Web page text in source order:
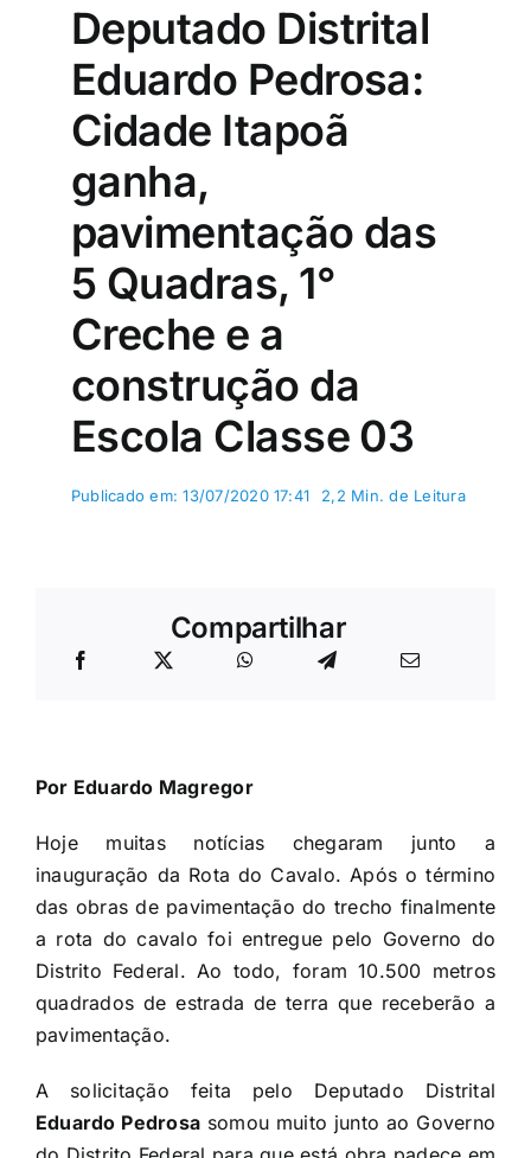
Deputado Distrital
Eduardo Pedrosa:
Cidade Itapoã
ganha,
pavimentação das
5 Quadras, 1°
Creche e a
construção da
Escola Classe 03
Publicado em: 13/07/2020 17:41 2,2 Min. de Leitura
Compartilhar
Por Eduardo Magregor
Hoje muitas notícias chegaram junto a
inauguração da Rota do Cavalo. Após o término
das obras de pavimentação do trecho finalmente
a rota do cavalo foi entregue pelo Governo do
Distrito Federal. Ao todo, foram 10.500 metros
quadrados de estrada de terra que receberão a
pavimentação.
A solicitação feita pelo Deputado Distrital
Eduardo Pedrosa somou muito junto ao Governo